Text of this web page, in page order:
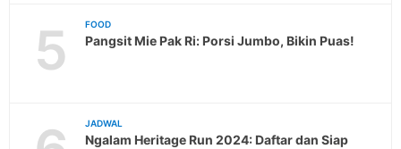
5 FOOD
Pangsit Mie Pak Ri: Porsi Jumbo, Bikin Puas!
JADWAL
Ngalam Heritage Run 2024: Daftar dan Siap